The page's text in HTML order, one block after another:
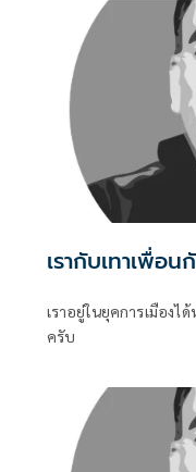
เรากับเทาเพื่อน
เราอยู่ในยุคการเมือง
ครับ